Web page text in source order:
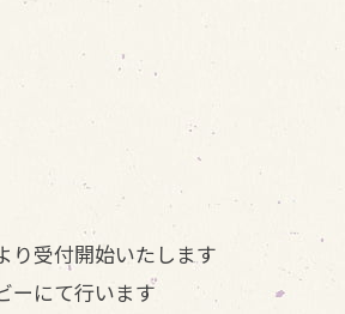
受付開始いたします
ーにて行います